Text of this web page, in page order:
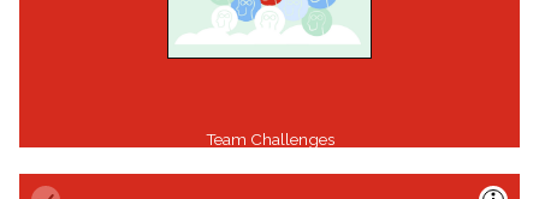
Team Challenges